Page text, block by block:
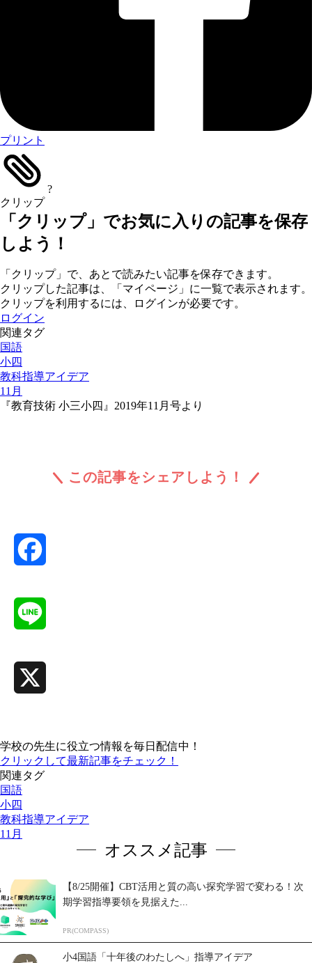
プリント
クリップ
?
「クリップ」でお気に入りの記事を保存
しよう！
「クリップ」で、あとで読みたい記事を保存できます。
クリップした記事は、「マイページ」に一覧で表示されます。
クリップを利用するには、ログインが必要です。
ログイン
関連タグ
国語
小四
教科指導アイデア
11月
『教育技術 小三小四』2019年11月号より
この記事をシェアしよう！
学校の先生に役立つ情報を毎日配信中！
クリックして最新記事をチェック！
関連タグ
国語
小四
教科指導アイデア
11月
オススメ記事
【8/25開催】CBT活用と質の高い探究学習で変わる！次
期学習指導要領を見据えた...
PR(COMPASS)
小4国語「十年後のわたしへ」指導アイデア